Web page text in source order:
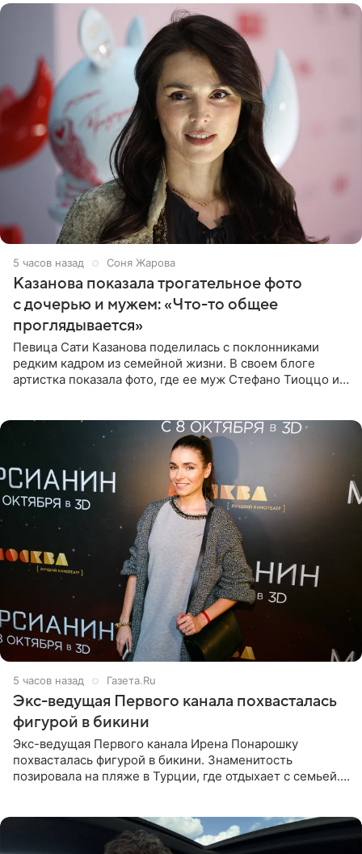
5 часов назад Соня Жарова
Казанова показала трогательное фото
с дочерью и мужем: «Что-то общее
проглядывается»
Певица Сати Казанова поделилась с поклонниками
редким кадром из семейной жизни. В своем блоге
артистка показала фото, где ее муж Стефано Тиоццо и
5 часов назад Газета.Ru
Экс-ведущая Первого канала похвасталась
фигурой в бикини
Экс-ведущая Первого канала Ирена Понарошку
похвасталась фигурой в бикини. Знаменитость
позировала на пляже в Турции, где отдыхает с семьей.